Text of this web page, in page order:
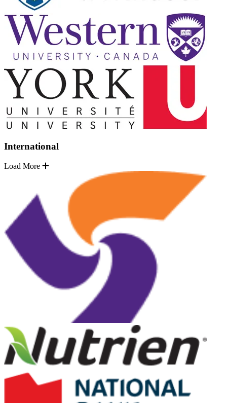
International
Load More